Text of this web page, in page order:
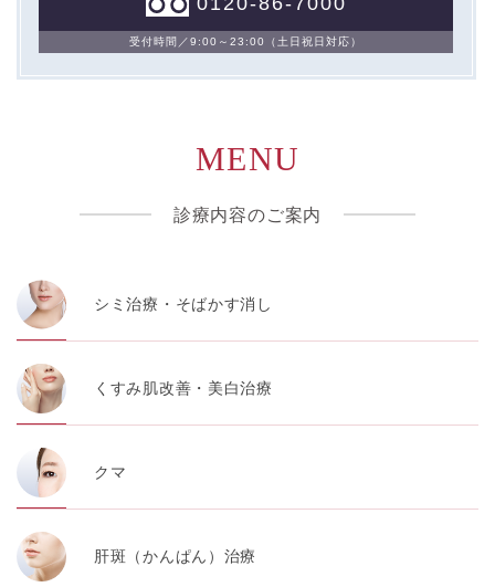
受付時間／9:00～23:00（土日祝日対応）
MENU
診療内容のご案内
シミ治療・そばかす消し
くすみ肌改善・美白治療
クマ
肝斑（かんぱん）治療